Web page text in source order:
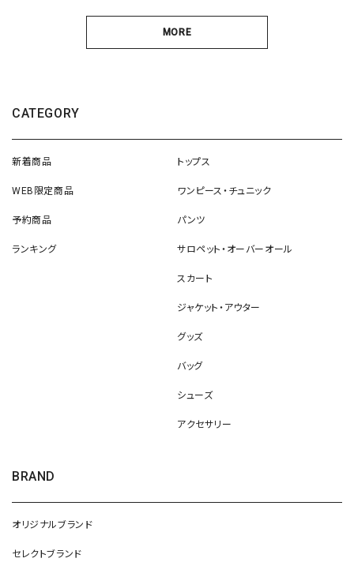
MORE
CATEGORY
新着商品
WEB限定商品
予約商品
ランキング
トップス
ワンピース・チュニック
パンツ
サロペット・オーバーオール
スカート
ジャケット・アウター
グッズ
バッグ
シューズ
アクセサリー
BRAND
オリジナルブランド
セレクトブランド